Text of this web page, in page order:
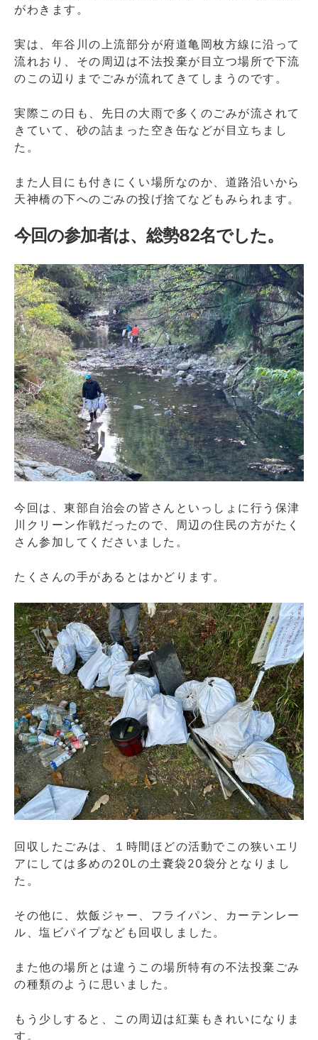
がわきます。
実は、年谷川の上流部分が府道亀岡枚方線に沿って
流れおり、その周辺は不法投棄が目立つ場所で下流
のこの辺りまでごみが流れてきてしまうのです。
実際この日も、先日の大雨で多くのごみが流されて
きていて、砂の詰まった空き缶などが目立ちまし
た。
また人目にも付きにくい場所なのか、道路沿いから
天神橋の下へのごみの投げ捨てなどもみられます。
今回の参加者は、総勢82名でした。
今回は、東部自治会の皆さんといっしょに行う保津
川クリーン作戦だったので、周辺の住民の方がたく
さん参加してくださいました。
たくさんの手があるとはかどります。
回収したごみは、１時間ほどの活動でこの狭いエリ
アにしては多めの20Lの土嚢袋20袋分となりまし
た。
その他に、炊飯ジャー、フライパン、カーテンレー
ル、塩ビパイプなども回収しました。
また他の場所とは違うこの場所特有の不法投棄ごみ
の種類のように思いました。
もう少しすると、この周辺は紅葉もきれいになりま
す。